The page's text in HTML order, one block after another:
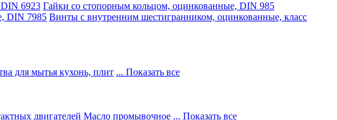
6923 Гайки со стопорным кольцом, оцинкованные, DIN 985
DIN 7985 Винты с внутренним шестигранником, оцинкованные, класс
для мытья кухонь, плит ... Показать все
двигателей Масло промывочное ... Показать все